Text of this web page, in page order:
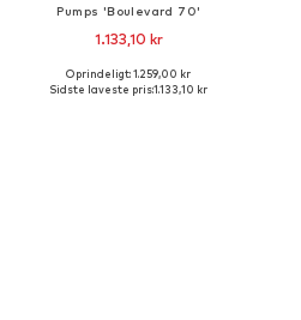
Pumps 'Boulevard 70'
1.133,10 kr
Tilgængelige størrelser: 41, 42
Oprindeligt: 1.259,00 kr
Sidste laveste pris:1.133,10 kr